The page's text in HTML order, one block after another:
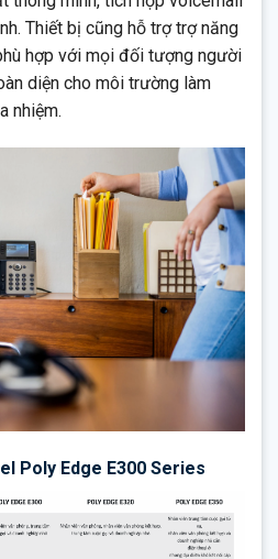
Thiết bị cũng hỗ trợ trợ năng
hợp với mọi đối tượng người
diện cho môi trường làm
nhiệm.
Poly Edge E300 Series